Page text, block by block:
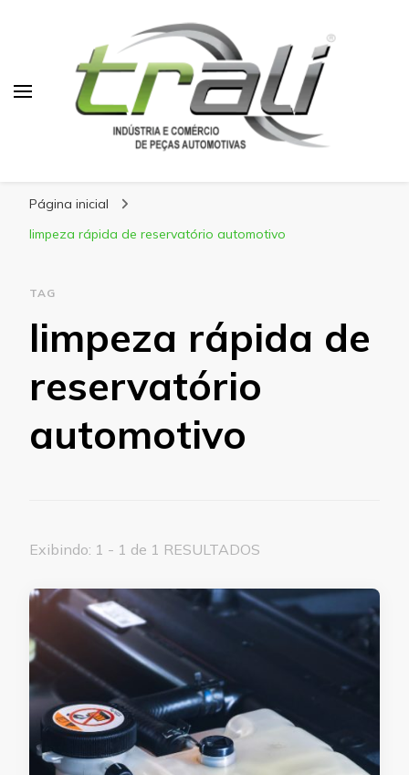
Página inicial
limpeza rápida de reservatório automotivo
TAG
limpeza rápida de
reservatório
automotivo
Exibindo: 1 - 1 de 1 RESULTADOS